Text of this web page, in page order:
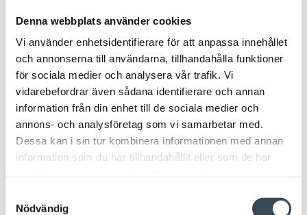
Denna webbplats använder cookies
Vi använder enhetsidentifierare för att anpassa innehållet
och annonserna till användarna, tillhandahålla funktioner
för sociala medier och analysera vår trafik. Vi
vidarebefordrar även sådana identifierare och annan
information från din enhet till de sociala medier och
annons- och analysföretag som vi samarbetar med.
Dessa kan i sin tur kombinera informationen med annan
information som du har tillhandahållit eller som de har
Nödvändig
TEKNISK DATA
Teknisk data